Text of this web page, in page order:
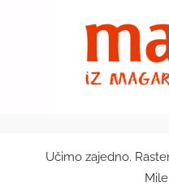
Mama
Učimo zajedno.